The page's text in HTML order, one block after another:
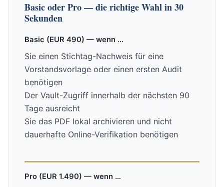
Basic oder Pro — die richtige Wahl in 30
Sekunden
Basic (EUR 490) — wenn …
Sie einen Stichtag-Nachweis für eine
Vorstandsvorlage oder einen ersten Audit
benötigen
Der Vault-Zugriff innerhalb der nächsten 90
Tage ausreicht
Sie das PDF lokal archivieren und nicht
dauerhafte Online-Verifikation benötigen
Pro (EUR 1.490) — wenn …